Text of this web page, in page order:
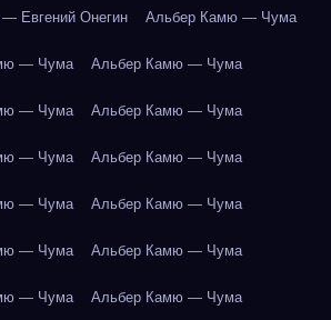
Евгений Онегин Альбер Камю — Чума
— Чума Альбер Камю — Чума
— Чума Альбер Камю — Чума
— Чума Альбер Камю — Чума
— Чума Альбер Камю — Чума
— Чума Альбер Камю — Чума
— Чума Альбер Камю — Чума